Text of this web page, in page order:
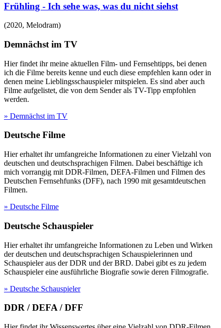
Frühling - Ich sehe was, was du nicht siehst
(2020, Melodram)
Demnächst im TV
Hier findet ihr meine aktuellen Film- und Fernsehtipps, bei denen
ich die Filme bereits kenne und euch diese empfehlen kann oder in
denen meine Lieblingsschauspieler mitspielen. Es sind aber auch
Filme aufgelistet, die von dem Sender als TV-Tipp empfohlen
werden.
» Demnächst im TV
Deutsche Filme
Hier erhaltet ihr umfangreiche Informationen zu einer Vielzahl von
deutschen und deutschsprachigen Filmen. Dabei beschäftige ich
mich vorrangig mit DDR-Filmen, DEFA-Filmen und Filmen des
Deutschen Fernsehfunks (DFF), nach 1990 mit gesamtdeutschen
Filmen.
» Deutsche Filme
Deutsche Schauspieler
Hier erhaltet ihr umfangreiche Informationen zu Leben und Wirken
der deutschen und deutschsprachigen Schauspielerinnen und
Schauspieler aus der DDR und der BRD. Dabei gibt es zu jedem
Schauspieler eine ausführliche Biografie sowie deren Filmografie.
» Deutsche Schauspieler
DDR / DEFA / DFF